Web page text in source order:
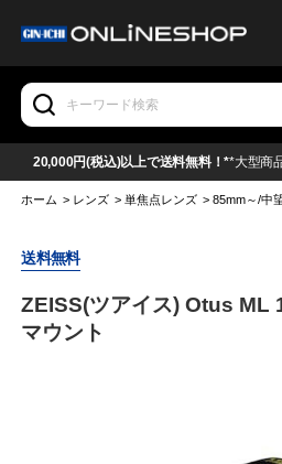
20,000円(税込)以上で送料無料！**大型商
ホーム > レンズ > 単焦点レンズ >85mm～/中
送料無料
ZEISS(ツアイス) Otus ML
マウント